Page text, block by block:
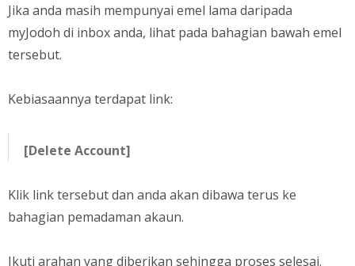
Jika anda masih mempunyai emel lama daripada
myJodoh di inbox anda, lihat pada bahagian bawah emel
tersebut.
Kebiasaannya terdapat link:
[Delete Account]
Klik link tersebut dan anda akan dibawa terus ke
bahagian pemadaman akaun.
Ikuti arahan yang diberikan sehingga proses selesai.